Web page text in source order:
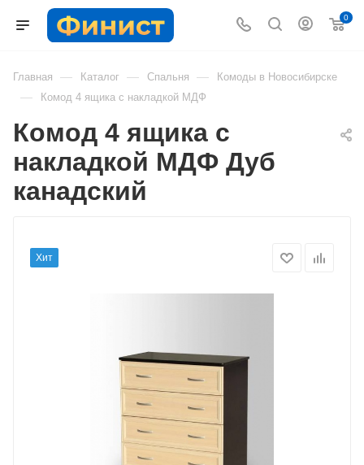
0
Главная — Каталог — Спальня — Комоды в Новосибирске
— Комод 4 ящика c накладкой МДФ
Комод 4 ящика c
накладкой МДФ Дуб
канадский
Хит